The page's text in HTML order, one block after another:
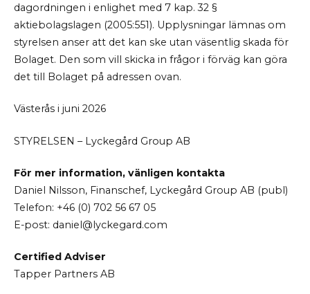
dagordningen i enlighet med 7 kap. 32 §
aktiebolagslagen (2005:551). Upplysningar lämnas om
styrelsen anser att det kan ske utan väsentlig skada för
Bolaget. Den som vill skicka in frågor i förväg kan göra
det till Bolaget på adressen ovan.
Västerås i juni 2026
STYRELSEN – Lyckegård Group AB
För mer information, vänligen kontakta
Daniel Nilsson, Finanschef, Lyckegård Group AB (publ)
Telefon: +46 (0) 702 56 67 05
E-post: daniel@lyckegard.com
Certified Adviser
Tapper Partners AB